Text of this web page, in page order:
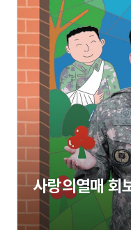
사랑의열매